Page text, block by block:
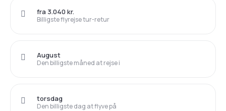
Billigste flyrejse tur-retur
fra 3.040 kr.
Den billigste måned at rejse i
August
Den billigste dag at flyve på
torsdag